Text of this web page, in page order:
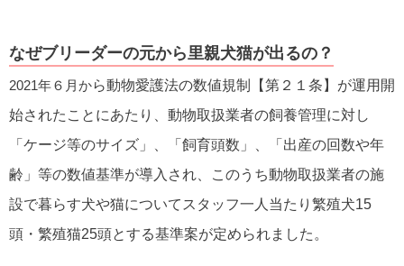
なぜブリーダーの元から里親犬猫が出るの？
2021年６月から動物愛護法の数値規制【第２１条】が運用開
始されたことにあたり、動物取扱業者の飼養管理に対し
「ケージ等のサイズ」、「飼育頭数」、「出産の回数や年
齢」等の数値基準が導入され、このうち動物取扱業者の施
設で暮らす犬や猫についてスタッフ一人当たり繁殖犬15
頭・繁殖猫25頭とする基準案が定められました。